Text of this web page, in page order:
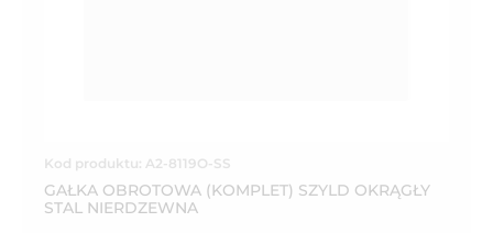
Kod produktu: A2-8119O-SS
GAŁKA OBROTOWA (KOMPLET) SZYLD OKRĄGŁY
STAL NIERDZEWNA